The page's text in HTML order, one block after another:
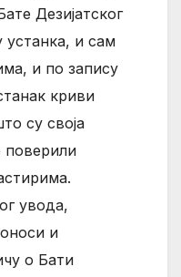
Дезијатског
устанка, и сам
и по запису
криви
су своја
поверили
увода,
и
о Бати